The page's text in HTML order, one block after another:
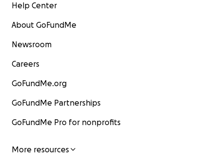
Help Center
About GoFundMe
Newsroom
Careers
GoFundMe.org
GoFundMe Partnerships
GoFundMe Pro for nonprofits
More resources